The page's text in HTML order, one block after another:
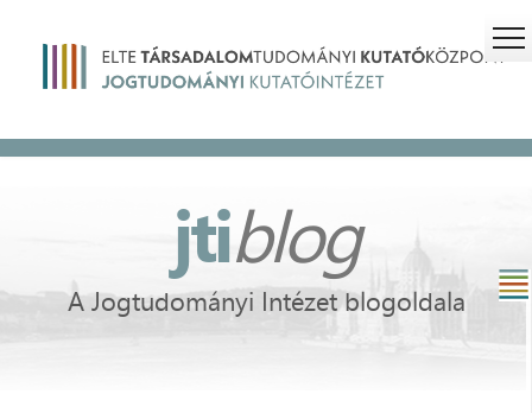
jtiblog
A Jogtudományi Intézet blogoldala